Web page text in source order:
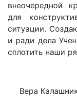
внеочередной
для
ситуации.
и ради дела
сплотить наши
Вера